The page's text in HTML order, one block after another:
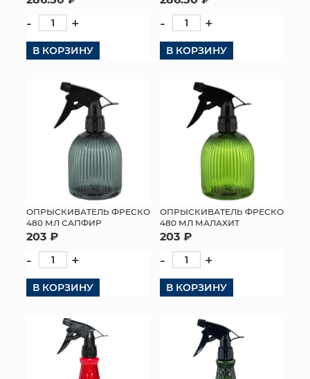
- +
В КОРЗИНУ
- +
В КОРЗИНУ
ОПРЫСКИВАТЕЛЬ ФРЕСКО
480 МЛ САПФИР
203 ₽
- +
В КОРЗИНУ
ОПРЫСКИВАТЕЛЬ ФРЕСКО
480 МЛ МАЛАХИТ
203 ₽
- +
В КОРЗИНУ